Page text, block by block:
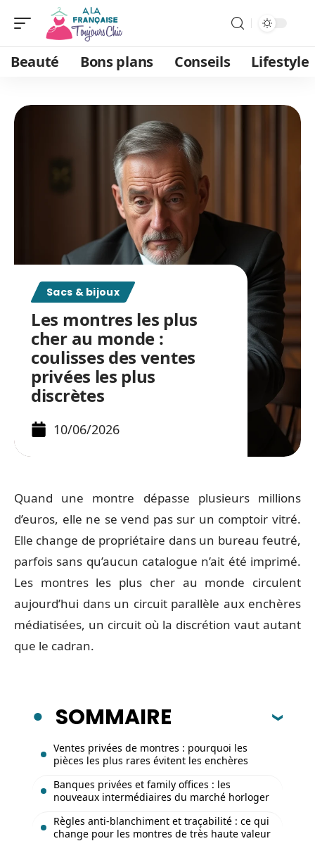
Beauté Bons plans Conseils Lifestyle
Sacs & bijoux
Les montres les plus
cher au monde :
coulisses des ventes
privées les plus
discrètes
10/06/2026
Quand une montre dépasse plusieurs millions
d’euros, elle ne se vend pas sur un comptoir vitré.
Elle change de propriétaire dans un bureau feutré,
parfois sans qu’aucun catalogue n’ait été imprimé.
Les montres les plus cher au monde circulent
aujourd’hui dans un circuit parallèle aux enchères
médiatisées, un circuit où la discrétion vaut autant
que le cadran.
SOMMAIRE
Ventes privées de montres : pourquoi les
pièces les plus rares évitent les enchères
Banques privées et family offices : les
nouveaux intermédiaires du marché horloger
Règles anti-blanchiment et traçabilité : ce qui
change pour les montres de très haute valeur